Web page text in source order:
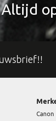
Altijd
Canon